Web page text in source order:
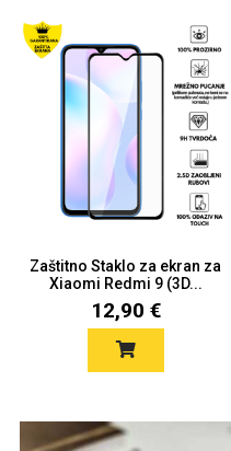
Zaštitno Staklo za ekran za
Xiaomi Redmi 9 (3D...
12,90 €
Svemirska kolekcija
Love motivi